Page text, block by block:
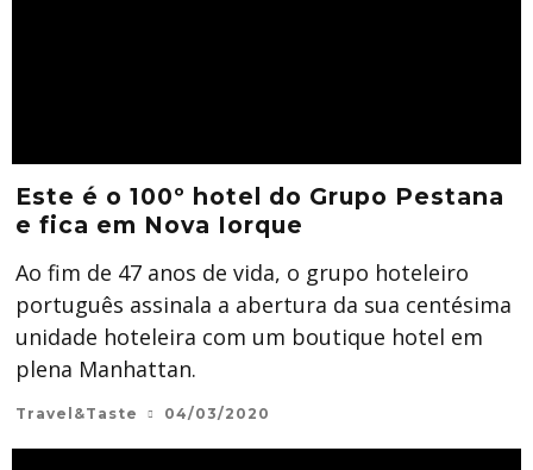
Este é o 100º hotel do Grupo Pestana
e fica em Nova Iorque
Ao fim de 47 anos de vida, o grupo hoteleiro
português assinala a abertura da sua centésima
unidade hoteleira com um boutique hotel em
plena Manhattan.
Travel&Taste 04/03/2020